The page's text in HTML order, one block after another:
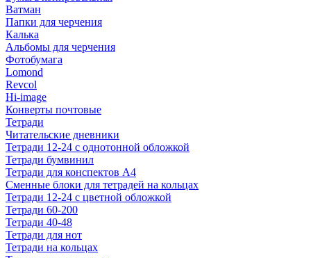
Ватман
Папки для черчения
Калька
Альбомы для черчения
Фотобумага
Lomond
Revcol
Hi-image
Конверты почтовые
Тетради
Читательские дневники
Тетради 12-24 с однотонной обложкой
Тетради бумвинил
Тетради для конспектов А4
Сменные блоки для тетрадей на кольцах
Тетради 12-24 с цветной обложкой
Тетради 60-200
Тетради 40-48
Тетради для нот
Тетради на кольцах